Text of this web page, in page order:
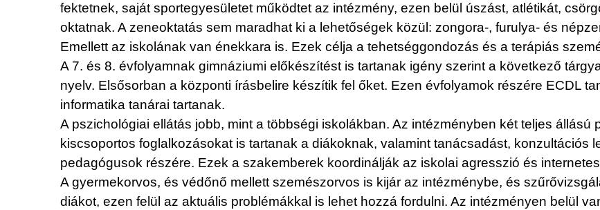
fektetnek, saját sportegyesületet működtet az intézmény, ezen belül úszást, atlétikát,
oktatnak. A zeneoktatás sem maradhat ki a lehetőségek közül: zongora-, furulya- és
Emellett az iskolának van énekkara is. Ezek célja a tehetséggondozás és a terápiás
A 7. és 8. évfolyamnak gimnáziumi előkészítést is tartanak igény szerint a következő
nyelv. Elsősorban a központi írásbelire készítik fel őket. Ezen évfolyamok részére ECDL
informatika tanárai tartanak.
A pszichológiai ellátás jobb, mint a többségi iskolákban. Az intézményben két teljes
kiscsoportos foglalkozásokat is tartanak a diákoknak, valamint tanácsadást, konzultációs
pedagógusok részére. Ezek a szakemberek koordinálják az iskolai agresszió és
A gyermekorvos, és védőnő mellett szemészorvos is kijár az intézménybe, és
diákot, ezen felül az aktuális problémákkal is lehet hozzá fordulni. Az intézményen belül